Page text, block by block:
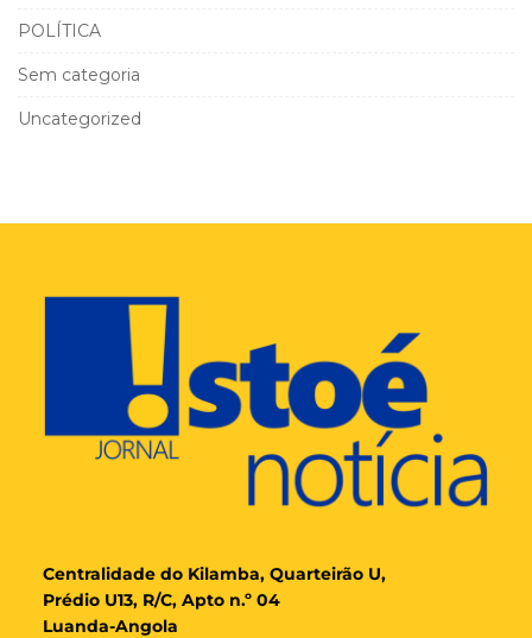
POLÍTICA
Sem categoria
Uncategorized
Centralidade do Kilamba, Quarteirão U,
Prédio U13, R/C, Apto n.º 04
Luanda-Angola